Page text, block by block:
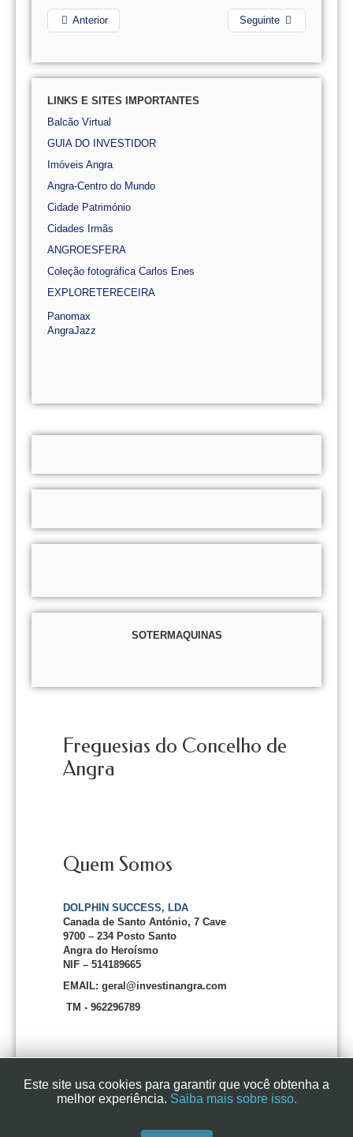
Anterior Seguinte
LINKS E SITES IMPORTANTES
Balcão Virtual
GUIA DO INVESTIDOR
Imóveis Angra
Angra-Centro do Mundo
Cidade Património
Cidades Irmãs
ANGROESFERA
Coleção fotográfica Carlos Enes
EXPLORETERECEIRA
Panomax
AngraJazz
SOTERMAQUINAS
Freguesias do Concelho de
Angra
Quem Somos
DOLPHIN SUCCESS, LDA
Canada de Santo António, 7 Cave
9700 – 234 Posto Santo
Angra do Heroísmo
NIF – 514189665
EMAIL: geral@investinangra.com
TM - 962296789
Este site usa cookies para garantir que você obtenha a
melhor experiência. Saiba mais sobre isso.